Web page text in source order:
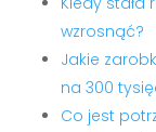
wzrosnąć?
Jakie
na 300
Co jest